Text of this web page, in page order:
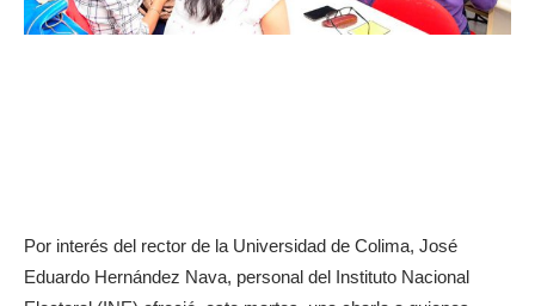
Por interés del rector de la Universidad de Colima, José
Eduardo Hernández Nava, personal del Instituto Nacional